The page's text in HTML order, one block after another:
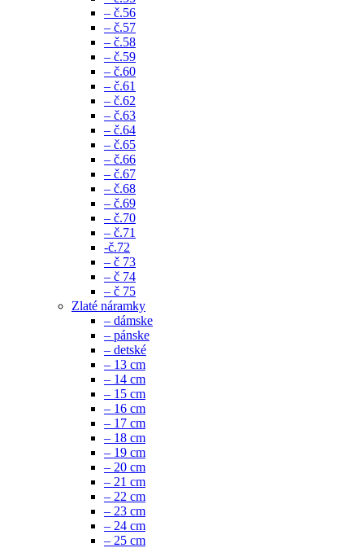
– č.56
– č.57
– č.58
– č.59
– č.60
– č.61
– č.62
– č.63
– č.64
– č.65
– č.66
– č.67
– č.68
– č.69
– č.70
– č.71
-č.72
– č 73
– č 74
– č 75
Zlaté náramky
– dámske
– pánske
– detské
– 13 cm
– 14 cm
– 15 cm
– 16 cm
– 17 cm
– 18 cm
– 19 cm
– 20 cm
– 21 cm
– 22 cm
– 23 cm
– 24 cm
– 25 cm